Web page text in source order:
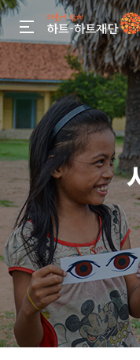
gnb menu open
인기 키워드
#정기후원#하트플
사업소식